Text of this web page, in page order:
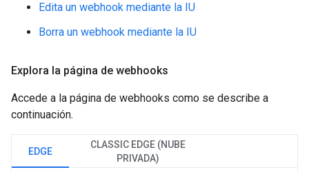
Edita un webhook mediante la IU
Borra un webhook mediante la IU
Explora la página de webhooks
Accede a la página de webhooks como se describe a
continuación.
EDGE
CLASSIC EDGE (NUBE
PRIVADA)